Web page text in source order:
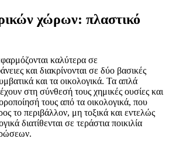
χώρων: πλαστικό
καλύτερα σε
και διακρίνονται σε δύο βασικές
και τα οικολογικά. Τα απλά
στη σύνθεσή τους χημικές ουσίες και
τους από τα οικολογικά, που
το περιβάλλον, μη τοξικά και εντελώς
διατίθενται σε τεράστια ποικιλία